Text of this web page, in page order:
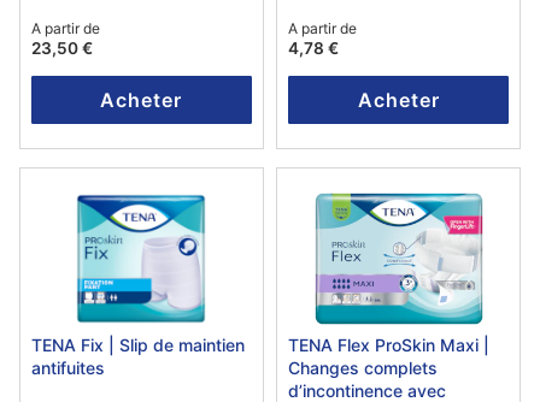
A partir de
23,50 €
Acheter
A partir de
4,78 €
Acheter
TENA Fix | Slip de maintien
antifuites
TENA Flex ProSkin Maxi |
Changes complets
d’incontinence avec